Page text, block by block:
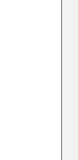
＾＾！